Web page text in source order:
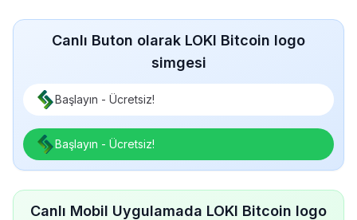
Canlı Buton olarak LOKI Bitcoin logo
simgesi
Başlayın - Ücretsiz!
Başlayın - Ücretsiz!
Canlı Mobil Uygulamada LOKI Bitcoin logo